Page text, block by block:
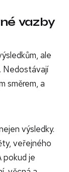
vazby
ale
Nedostávají
směrem, a
výsledky.
veřejného
pokud je